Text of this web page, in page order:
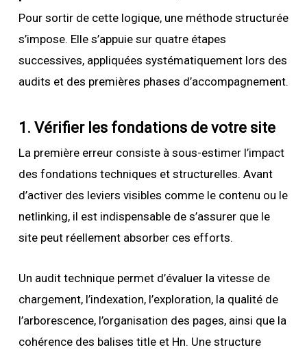
Pour sortir de cette logique, une méthode structurée
s’impose. Elle s’appuie sur quatre étapes
successives, appliquées systématiquement lors des
audits et des premières phases d’accompagnement.
1. Vérifier les fondations de votre site
La première erreur consiste à sous-estimer l’impact
des fondations techniques et structurelles. Avant
d’activer des leviers visibles comme le contenu ou le
netlinking, il est indispensable de s’assurer que le
site peut réellement absorber ces efforts.
Un audit technique permet d’évaluer la vitesse de
chargement, l’indexation, l’exploration, la qualité de
l’arborescence, l’organisation des pages, ainsi que la
cohérence des balises title et Hn. Une structure